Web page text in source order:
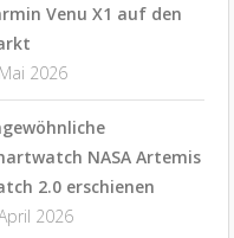
Venu X1 auf den
2026
NASA Artemis
2.0 erschienen
2026